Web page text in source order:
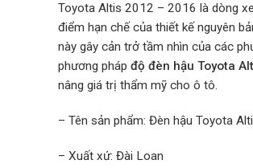
Toyota Altis 2012 – 2016 là dòng
điểm hạn chế của thiết kế nguyên
này gây cản trở tầm nhìn của các
phương pháp độ đèn hậu Toyota
nâng giá trị thẩm mỹ cho ô tô.
– Tên sản phẩm: Đèn hậu Toyota
– Xuất xứ: Đài Loan